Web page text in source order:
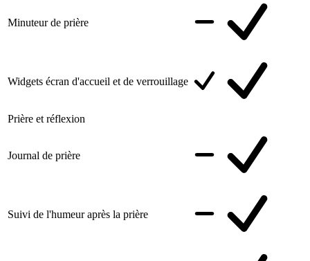
Minuteur de prière
Widgets écran d'accueil et de verrouillage
Prière et réflexion
Journal de prière
Suivi de l'humeur après la prière